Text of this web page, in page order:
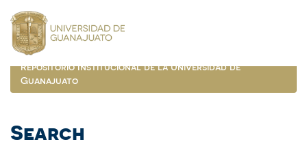
navigation
Repositorio Institucional de la Universidad de
Guanajuato
Search